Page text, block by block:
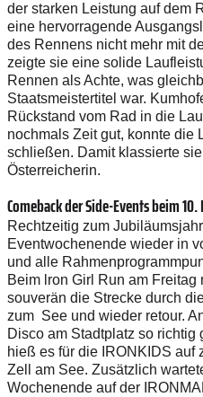
der starken Leistung auf dem
eine hervorragende
des Rennens nicht mehr mit
zeigte sie eine solide
Rennen als Achte, was
Staatsmeistertitel war.
Rückstand vom Rad in die
nochmals Zeit gut, konnte die
schließen. Damit klassierte
Österreicherin.
Comeback der Side-Events beim
Rechtzeitig zum
Eventwochenende wieder in
und alle
Beim lron Girl Run am Freitag
souverän die Strecke durch
zum See und wieder retour.
Disco am Stadtplatz so richtig
hieß es für die IRONKIDS auf
Zell am See. Zusätzlich
Wochenende auf der